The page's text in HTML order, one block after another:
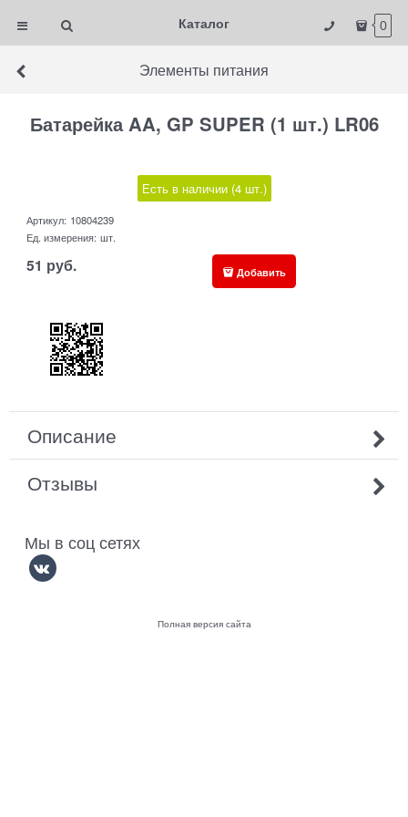
Каталог 0
Элементы питания
Батарейка AA, GP SUPER (1 шт.) LR06
Есть в наличии (4 шт.)
Артикул: 10804239
Ед. измерения: шт.
51 руб. Добавить
Описание
Отзывы
Мы в соц сетях
Полная версия сайта